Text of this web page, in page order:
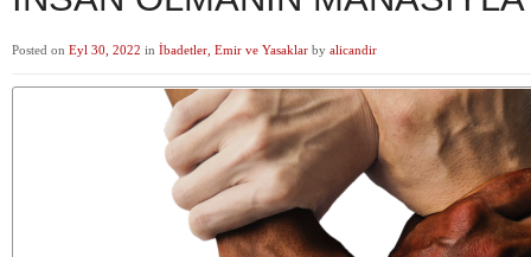
Posted on Eyl 30, 2022 in İbadetler, Emir ve Yasaklar by alicandir